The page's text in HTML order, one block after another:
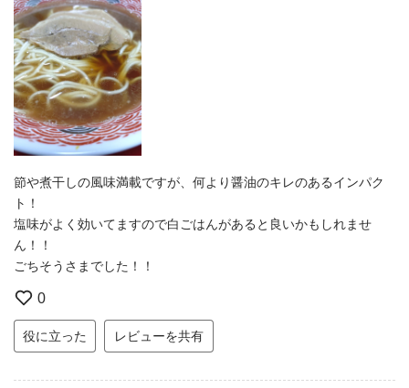
節や煮干しの風味満載ですが、何より醤油のキレのあるインパク
ト！
塩味がよく効いてますので白ごはんがあると良いかもしれませ
ん！！
ごちそうさまでした！！
0
役に立った レビューを共有